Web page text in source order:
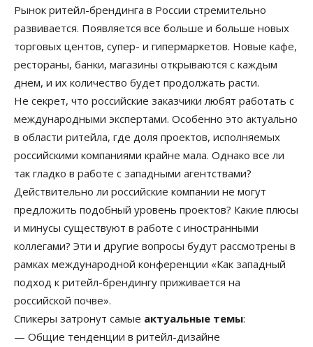
Рынок ритейл-брендинга в России стремительно
развивается. Появляется все больше и больше новых
торговых центов, супер- и гипермаркетов. Новые кафе,
рестораны, банки, магазины открываются с каждым
днем, и их количество будет продолжать расти.
Не секрет, что российские заказчики любят работать с
международными экспертами. Особенно это актуально
в области ритейла, где доля проектов, исполняемых
российскими компаниями крайне мала. Однако все ли
так гладко в работе с западными агентствами?
Действительно ли российские компании не могут
предложить подобный уровень проектов? Какие плюсы
и минусы существуют в работе с иностранными
коллегами? Эти и другие вопросы будут рассмотрены в
рамках международной конференции «Как западный
подход к ритейл-брендингу приживается на
российской почве».
Спикеры затронут самые актуальные темы:
— Общие тенденции в ритейл-дизайне